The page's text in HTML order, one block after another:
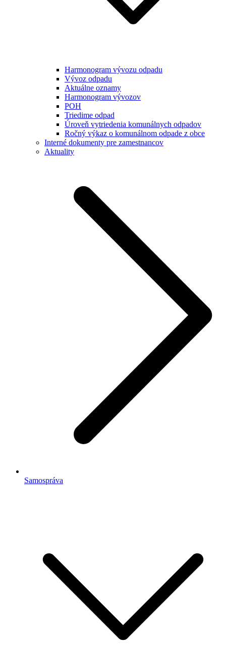
Harmonogram vývozu odpadu
Vývoz odpadu
Aktuálne oznamy
Harmonogram vývozov
POH
Triedime odpad
Úroveň vytriedenia komunálnych odpadov
Ročný výkaz o komunálnom odpade z obce
Interné dokumenty pre zamestnancov
Aktuality
Samospráva